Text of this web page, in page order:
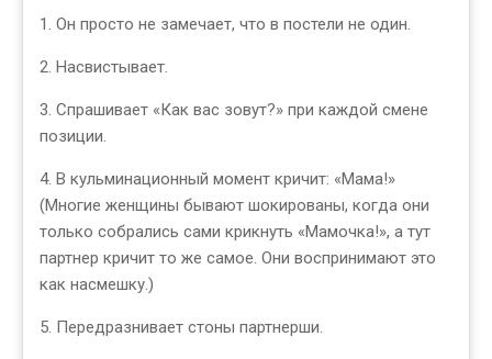
1. Он просто не замечает, что в постели не один.
2. Насвистывает.
3. Спрашивает «Как вас зовут?» при каждой смене
позиции.
4. В кульминационный момент кричит: «Мама!»
(Многие женщины бывают шокированы, когда они
только собрались сами крикнуть «Мамочка!», а тут
партнер кричит то же самое. Они воспринимают это
как насмешку.)
5. Передразнивает стоны партнерши.